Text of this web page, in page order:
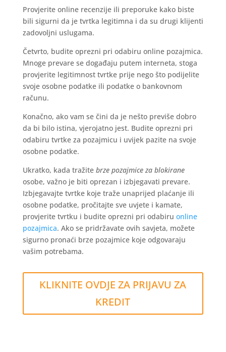
Provjerite online recenzije ili preporuke kako biste
bili sigurni da je tvrtka legitimna i da su drugi klijenti
zadovoljni uslugama.
Četvrto, budite oprezni pri odabiru online pozajmica.
Mnoge prevare se događaju putem interneta, stoga
provjerite legitimnost tvrtke prije nego što podijelite
svoje osobne podatke ili podatke o bankovnom
računu.
Konačno, ako vam se čini da je nešto previše dobro
da bi bilo istina, vjerojatno jest. Budite oprezni pri
odabiru tvrtke za pozajmicu i uvijek pazite na svoje
osobne podatke.
Ukratko, kada tražite brze pozajmice za blokirane
osobe, važno je biti oprezan i izbjegavati prevare.
Izbjegavajte tvrtke koje traže unaprijed plaćanje ili
osobne podatke, pročitajte sve uvjete i kamate,
provjerite tvrtku i budite oprezni pri odabiru online
pozajmica. Ako se pridržavate ovih savjeta, možete
sigurno pronaći brze pozajmice koje odgovaraju
vašim potrebama.
KLIKNITE OVDJE ZA PRIJAVU ZA
KREDIT